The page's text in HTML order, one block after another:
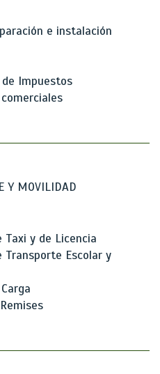
e instalación
Impuestos
Y MOVILIDAD
Taxi y de Licencia
Transporte Escolar y